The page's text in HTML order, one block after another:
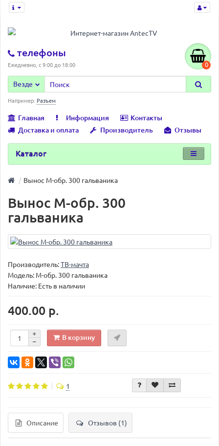
телефоны
Ежедневно, с 9:00 до 18:00 0
Везде
Например: Разъем
Главная Информация
Контакты
Доставка и оплата
Производитель Отзывы
Каталог
Вынос М-обр. 300 гальваника
Вынос М-обр. 300
гальваника
Производитель:ТВ-мачта
Модель: М-обр. 300 гальваника
Наличие: Есть в наличии
400.00 р.
В корзину
1
Описание Отзывов (1)